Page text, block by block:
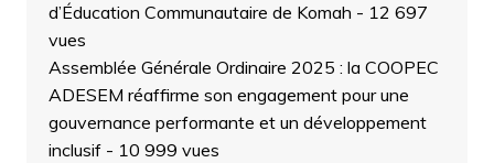
d’Éducation Communautaire de Komah - 12 697
vues
Assemblée Générale Ordinaire 2025 : la COOPEC
ADESEM réaffirme son engagement pour une
gouvernance performante et un développement
inclusif- 10 999 vues